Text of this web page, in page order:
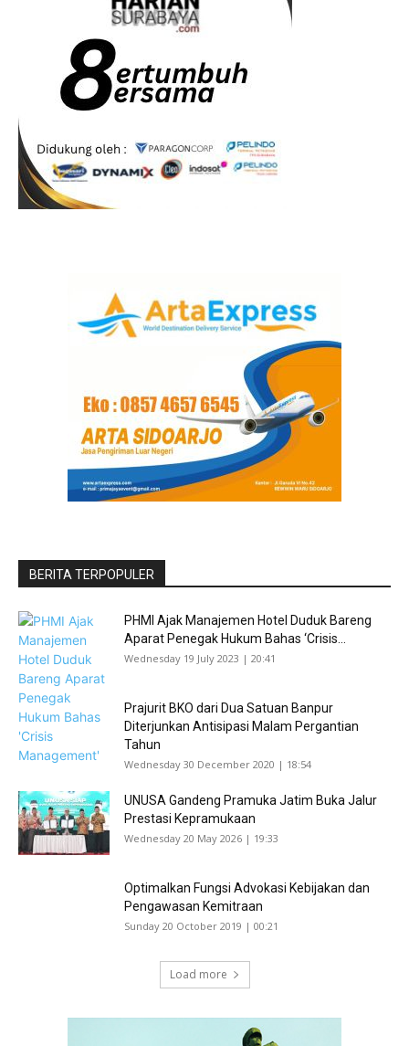
BERITA TERPOPULER
PHMI Ajak Manajemen Hotel Duduk Bareng
Aparat Penegak Hukum Bahas ‘Crisis...
Wednesday 19 July 2023 | 20:41
Prajurit BKO dari Dua Satuan Banpur
Diterjunkan Antisipasi Malam Pergantian
Tahun
Wednesday 30 December 2020 | 18:54
UNUSA Gandeng Pramuka Jatim Buka Jalur
Prestasi Kepramukaan
Wednesday 20 May 2026 | 19:33
Optimalkan Fungsi Advokasi Kebijakan dan
Pengawasan Kemitraan
Sunday 20 October 2019 | 00:21
Load more